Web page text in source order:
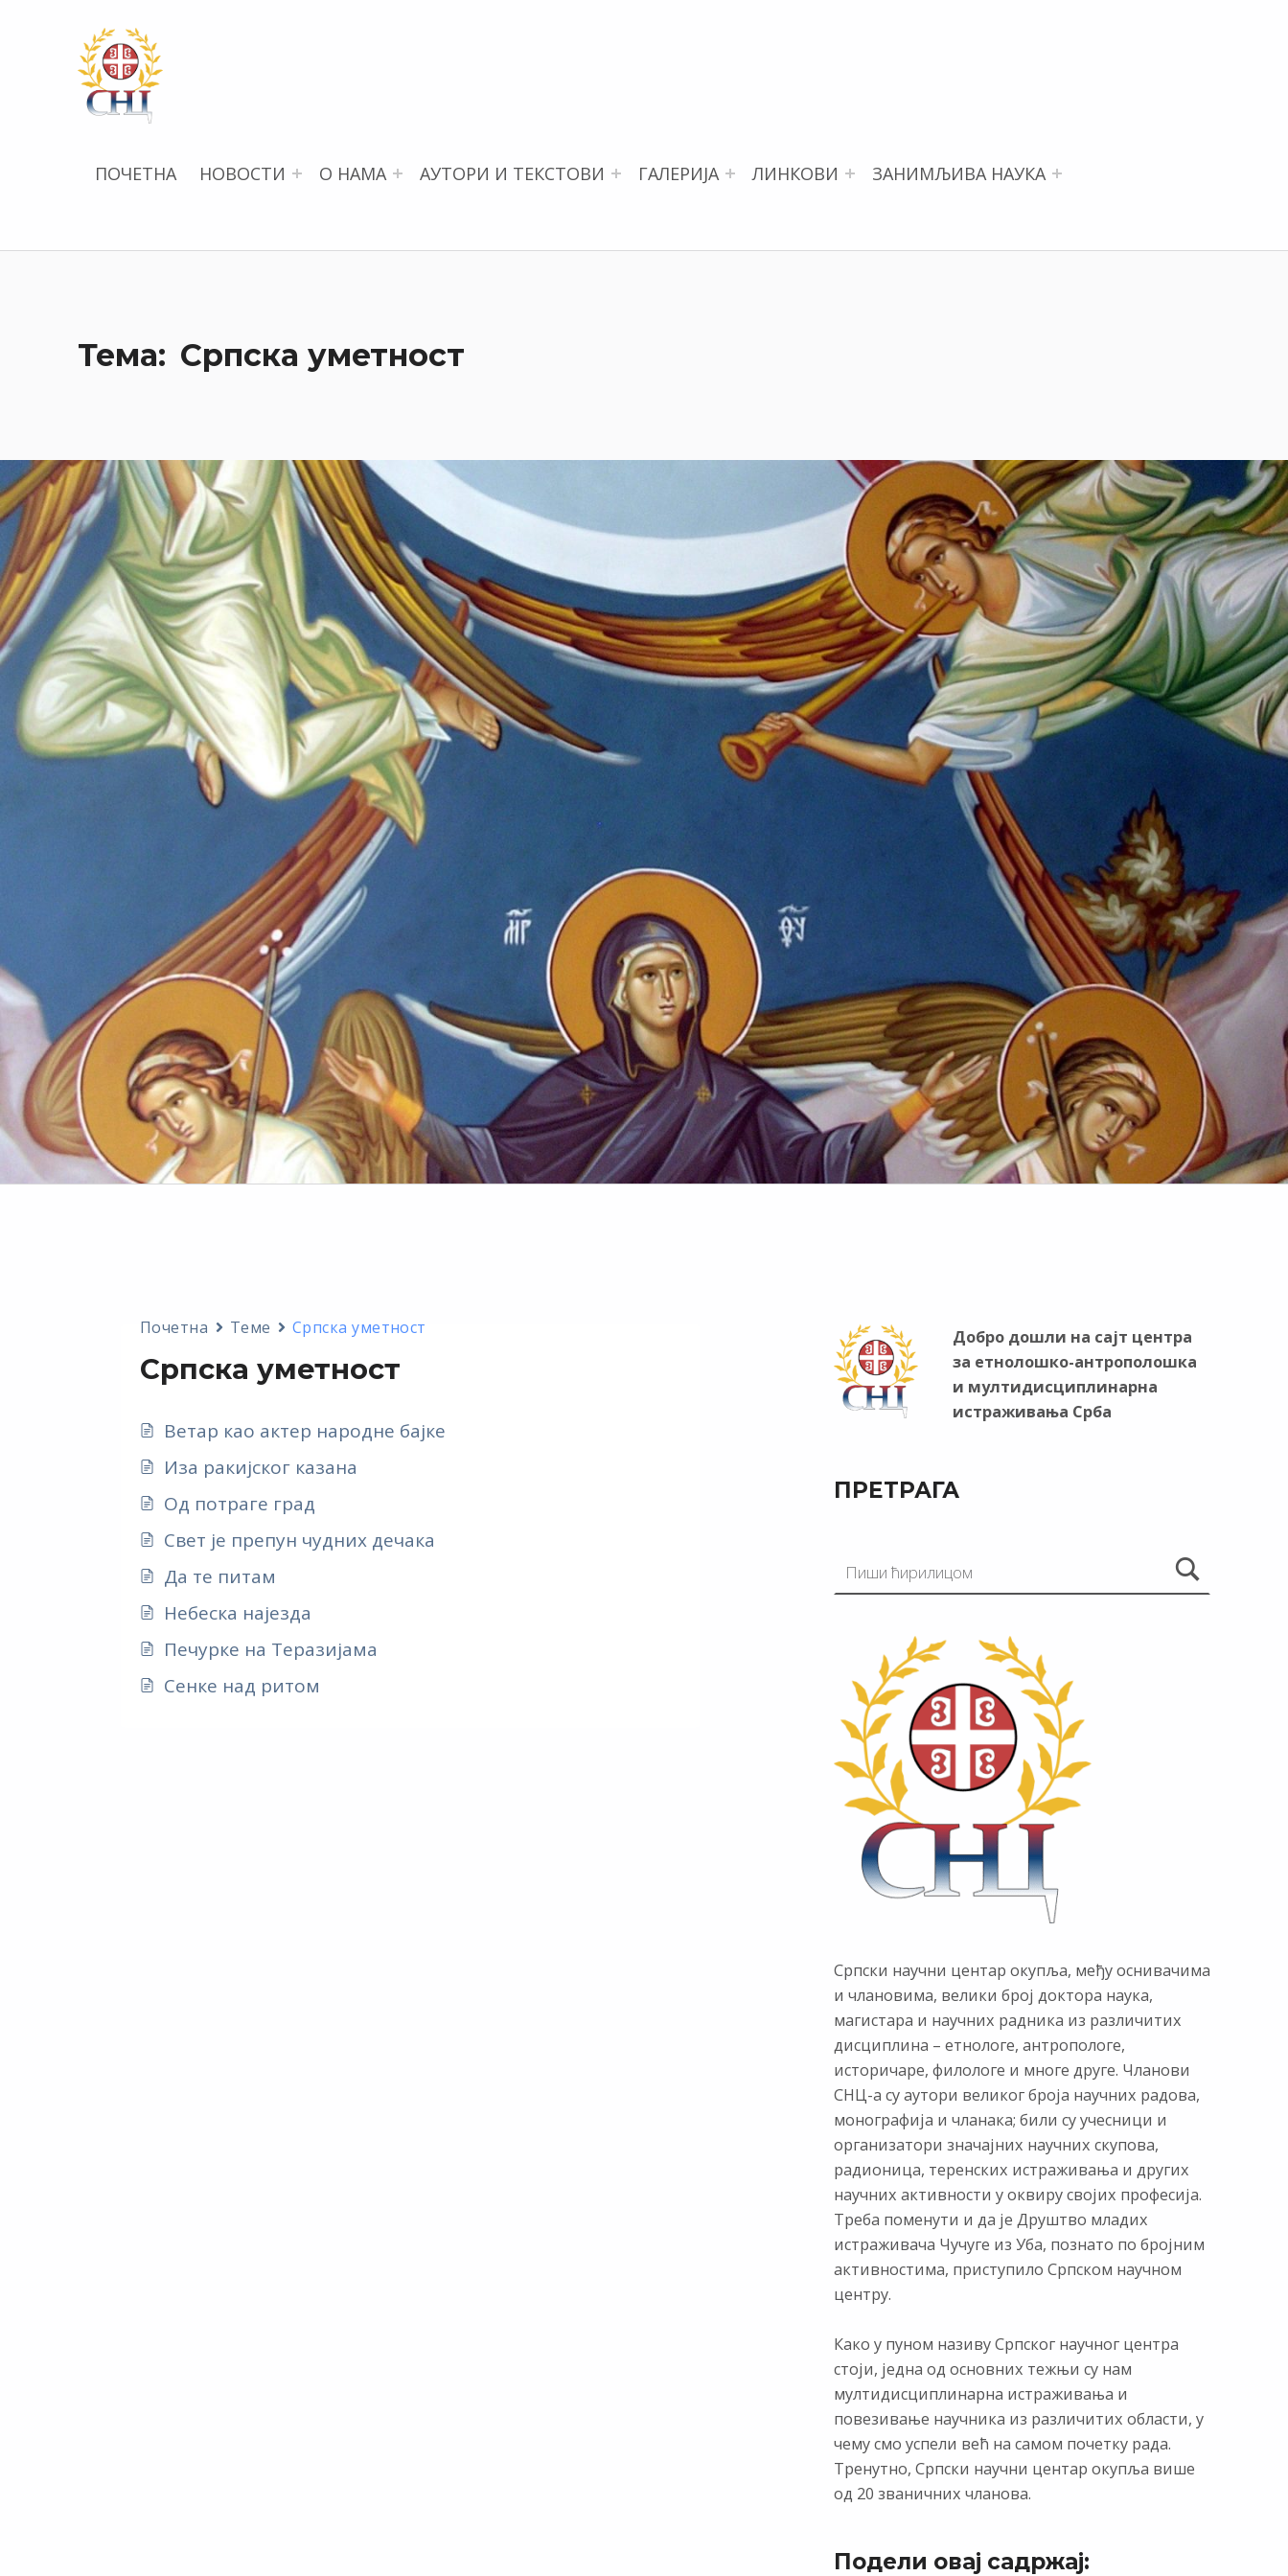
ПОЧЕТНА НОВОСТИ О НАМА АУТОРИ И ТЕКСТОВИ ГАЛЕРИЈА ЛИНКОВИ ЗАНИМЉИВА НАУКА
Српска уметност
Почетна Теме Српска уметност
Српска уметност
Ветар као актер народне бајке
Иза ракијског казана
Од потраге град
Свет је препун чудних дечака
Да те питам
Небеска најезда
Печурке на Tеразијама
Сенке над ритом
Добро дошли на сајт центра
за етнолошко-антрополошка
и мултидисциплинарна
истраживања Срба
ПРЕТРАГА
Српски научни центар окупља, међу оснивачима
и члановима, велики број доктора наука,
магистара и научних радника из различитих
дисциплина – етнологе, антропологе,
историчаре, филологе и многе друге. Чланови
СНЦ-а су аутори великог броја научних радова,
монографија и чланака; били су учесници и
организатори значајних научних скупова,
радионица, теренских истраживања и других
научних активности у оквиру својих професија.
Треба поменути и да је Друштво младих
истраживача Чучуге из Уба, познато по бројним
активностима, приступило Српском научном
центру.
Како у пуном називу Српског научног центра
стоји, једна од основних тежњи су нам
мултидисциплинарна истраживања и
повезивање научника из различитих области, у
чему смо успели већ на самом почетку рада.
Тренутно, Српски научни центар окупља више
од 20 званичних чланова.
Подели овај садржај: